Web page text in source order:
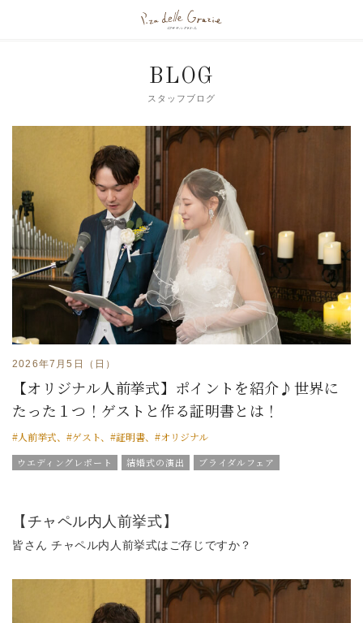
BLOG
スタッフブログ
2026年7月5日（日）
【オリジナル人前挙式】ポイントを紹介♪世界に
たった１つ！ゲストと作る証明書とは！
#人前挙式、#ゲスト、#証明書、#オリジナル
ウエディングレポート 結婚式の演出
ブライダルフェア
【チャペル内人前挙式】
皆さん チャペル内人前挙式はご存じですか？